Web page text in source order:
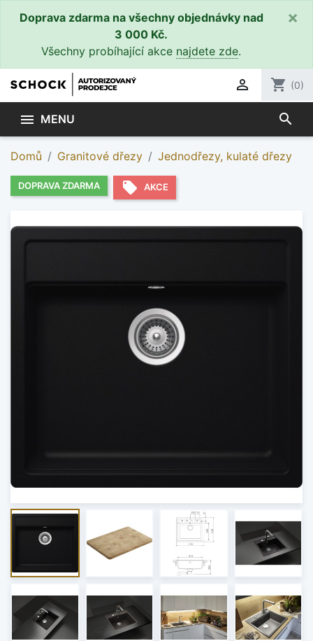
Doprava zdarma na všechny objednávky nad
3 000 Kč.
Všechny probíhající akce najdete zde.
×
 shopping_cart (0)
 MENU search
Domů Granitové dřezy Jednodřezy, kulaté dřezy
DOPRAVA ZDARMA local_offer AKCE